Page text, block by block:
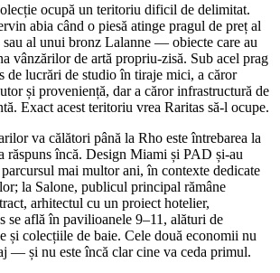
ocupă un teritoriu dificil de delimitat.
abia când o piesă atinge pragul de preț al
al unui bronz Lalanne — obiecte care au
vânzărilor de artă propriu-zisă. Sub acel prag
de lucrări de studio în tiraje mici, a căror
și proveniență, dar a căror infrastructură de
Exact acest teritoriu vrea Raritas să-l ocupe.
va călători până la Rho este întrebarea la
răspuns încă. Design Miami și PAD și-au
mai multor ani, în contexte dedicate
la Salone, publicul principal rămâne
arhitectul cu un proiect hotelier,
se află în pavilioanele 9–11, alături de
și colecțiile de baie. Cele două economii nu
— și nu este încă clar cine va ceda primul.